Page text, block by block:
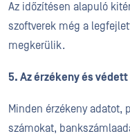
Az időzítésen alapuló
szoftverek még a
megkerülik.
5. Az érzékeny és
Minden érzékeny
számokat,